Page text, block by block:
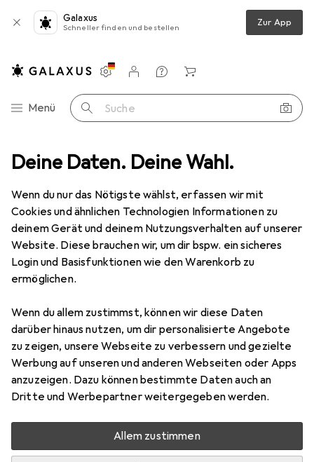
Deine Daten. Deine Wahl.
Wenn du nur das Nötigste wählst, erfassen wir mit
Cookies und ähnlichen Technologien Informationen zu
deinem Gerät und deinem Nutzungsverhalten auf unserer
Website. Diese brauchen wir, um dir bspw. ein sicheres
Login und Basisfunktionen wie den Warenkorb zu
ermöglichen.
Wenn du allem zustimmst, können wir diese Daten
darüber hinaus nutzen, um dir personalisierte Angebote
zu zeigen, unsere Webseite zu verbessern und gezielte
Werbung auf unseren und anderen Webseiten oder Apps
anzuzeigen. Dazu können bestimmte Daten auch an
Dritte und Werbepartner weitergegeben werden.
Allem zustimmen
Galaxus
Schneller finden und bestellen Zur App
Navigation nach Kategorien
Menü Suche
Einstellungen
Kundenkonto
Vergleichslisten
Merklisten
Warenkorb
Spielteppich + Spielmatte
8 Bilder
Beliani Tutak
150 x 80 cm
Bewertungen Marke
Mehr von Beliani
Aktuell nicht lieferbar
Benachrichtigen, wenn lieferbar
Vergleichen Merken